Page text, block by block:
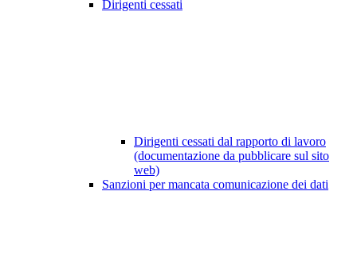
Dirigenti cessati
Dirigenti cessati dal rapporto di lavoro
(documentazione da pubblicare sul sito
web)
Sanzioni per mancata comunicazione dei dati